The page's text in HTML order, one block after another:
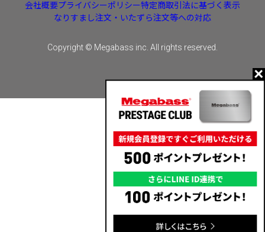
会社概要プライバシーポリシー特定商取引法に基づく表示
なりすまし注文・いたずら注文等への対応
Copyright © Megabass inc. All rights reserved.